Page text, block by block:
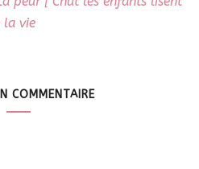
la vie
COMMENTAIRE